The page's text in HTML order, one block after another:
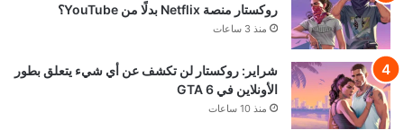
روكستار منصة Netflix بدلًا من YouTube؟
منذ 3 ساعات
شراير: روكستار لن تكشف عن أي شيء يتعلق بطور
الأونلاين في GTA 6
منذ 10 ساعات